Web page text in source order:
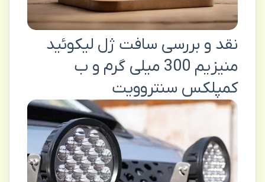
نقد و بررسی سافت ژل لیکوئید
منیزیم 300 میلی گرم و ب
کمپلکس سنتروویت